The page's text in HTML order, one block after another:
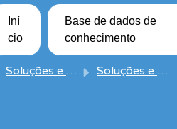
principal
Iní
cio
Base de dados de
conhecimento
Soluções e artigos Soluções e artigos